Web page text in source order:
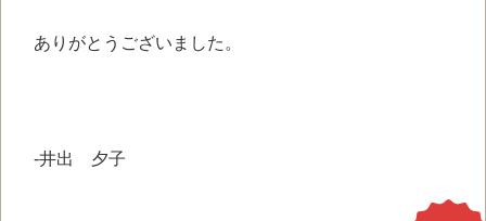
ありがとうございました。
-井出 夕子